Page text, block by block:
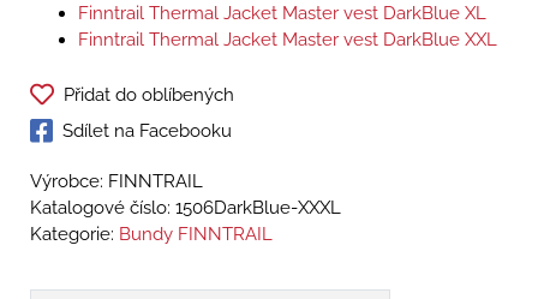
Finntrail Thermal Jacket Master vest DarkBlue XL
Finntrail Thermal Jacket Master vest DarkBlue XXL
Přidat do oblíbených
Sdílet na Facebooku
Výrobce: FINNTRAIL
Katalogové číslo: 1506DarkBlue-XXXL
Kategorie: Bundy FINNTRAIL